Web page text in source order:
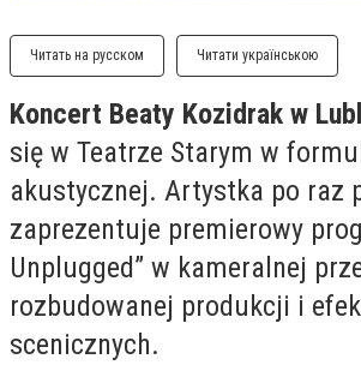
Читать на русском Читати українською
Koncert Beaty Kozidrak w
się w Teatrze Starym w
akustycznej. Artystka po raz
zaprezentuje premierowy
Unplugged” w kameralnej
rozbudowanej produkcji i
scenicznych.